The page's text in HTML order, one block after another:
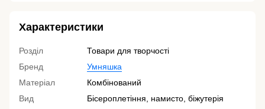
Характеристики
Розділ
Товари для творчості
Бренд
Умняшка
Матеріал
Комбінований
Вид
Бісероплетіння, намисто, біжутерія